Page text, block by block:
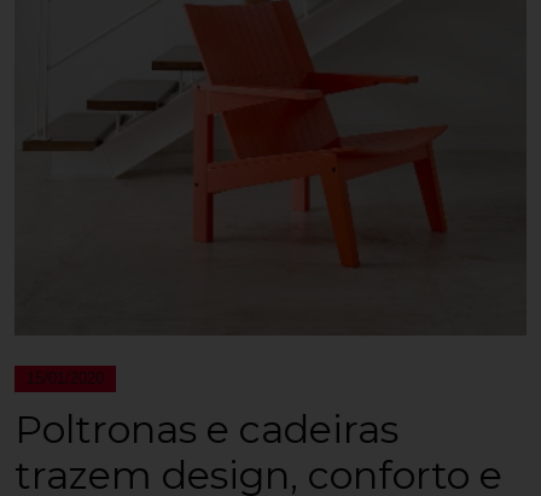
15/01/2020
Poltronas e cadeiras
trazem design, conforto e